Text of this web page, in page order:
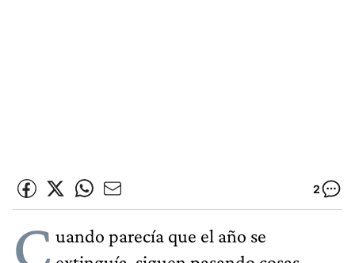
2
C uando parecía que el año se